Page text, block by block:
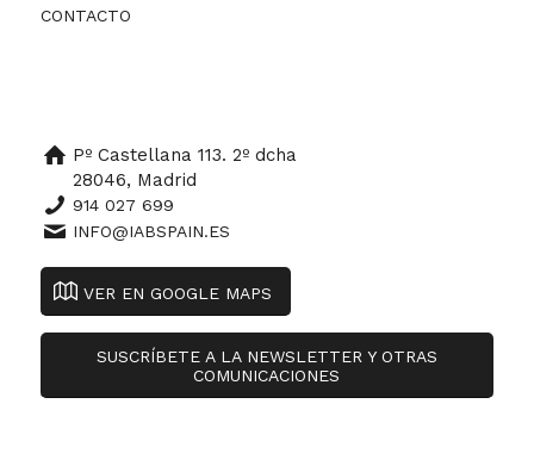
CONTACTO
Pº Castellana 113. 2º dcha
28046, Madrid
914 027 699
INFO@IABSPAIN.ES
VER EN GOOGLE MAPS
SUSCRÍBETE A LA NEWSLETTER Y OTRAS
COMUNICACIONES